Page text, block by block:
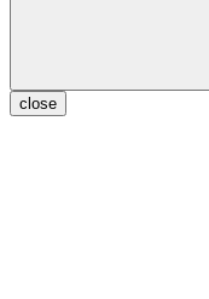
close